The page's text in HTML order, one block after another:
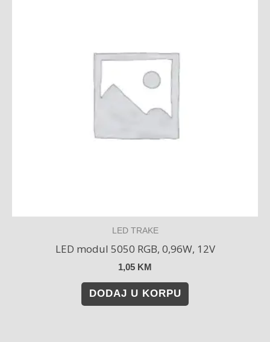
LED TRAKE
LED modul 5050 RGB, 0,96W, 12V
1,05 KM
DODAJ U KORPU